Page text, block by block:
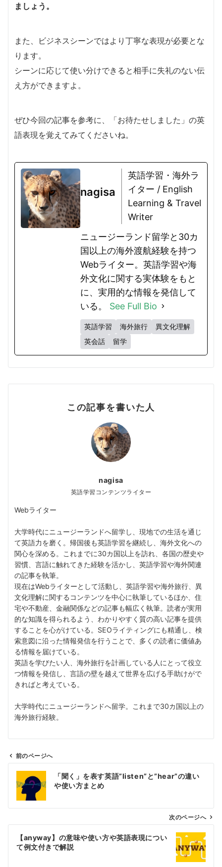
ましょう。
また、ビジネスシーンではより丁寧な表現が必要とな
ります。
シーンに応じて使い分けできると相手に失礼のない伝
え方ができますよ。
ぜひ今回の記事を参考に、「お待たせしました」の英
語表現を覚えてみてくださいね。
nagisa
英語学習・海外ラ
イター / English
Learning & Travel
Writer
ニュージーランド留学と30カ
国以上の海外渡航経験を持つ
Webライター。英語学習や海
外文化に関する実体験をもと
に、実用的な情報を発信して
いる。 See Full Bio
英語学習 海外旅行
異文化理解
英会話
留学
この記事を書いた人
nagisa
英語学習コンテンツライター
Webライター
大学時代にニュージーランドへ留学し、現地での生活を通じ
て英語力を磨く。帰国後も英語学習を継続し、海外文化への
関心を深める。これまでに30カ国以上を訪れ、各国の歴史や
習慣、言語に触れてきた経験を活かし、英語学習や海外関連
の記事を執筆。
現在はWebライターとして活動し、英語学習や海外旅行、異
文化理解に関するコンテンツを中心に執筆しているほか、住
宅や不動産、金融関係などの記事も幅広く執筆。読者が実用
的な知識を得られるよう、わかりやすく質の高い記事を提供
することを心がけている。SEOライティングにも精通し、検
索意図に沿った情報発信を行うことで、多くの読者に価値あ
る情報を届けている。
英語を学びたい人、海外旅行を計画している人にとって役立
つ情報を発信し、言語の壁を越えて世界を広げる手助けがで
きればと考えている。
大学時代にニュージーランドへ留学。これまで30カ国以上の
海外旅行経験。
前のページへ
「聞く」を表す英語”listen”と”hear”の違い
や使い方まとめ
次のページへ
【anyway】の意味や使い方や英語表現につい
て例文付きで解説